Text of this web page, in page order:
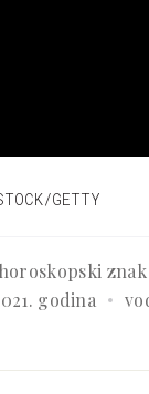
GETTY
horoskopski znak
godina